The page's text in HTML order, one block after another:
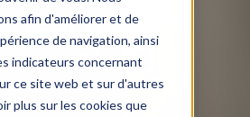
afin d'améliorer et de
de navigation, ainsi
indicateurs concernant
ce site web et sur d'autres
plus sur les cookies que
de
!